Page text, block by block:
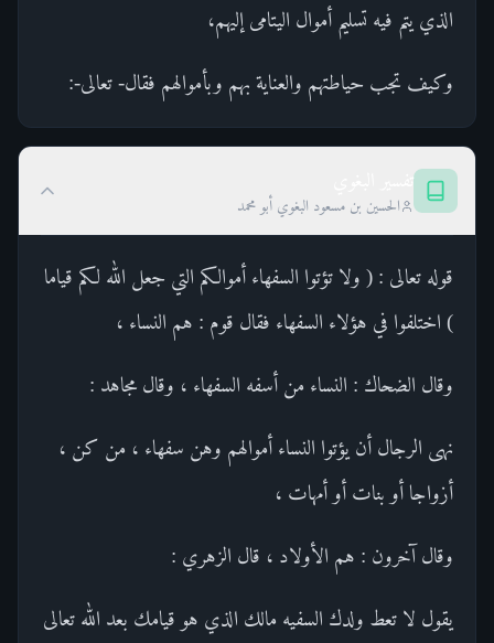
الذي يتم فيه تسليم أموال اليتامى إليهم،
وكيف تجب حياطتهم والعناية بهم وبأموالهم فقال- تعالى-:
الحسين بن مسعود البغوي أبو محمد
قوله تعالى : ( ولا تؤتوا السفهاء أموالكم التي جعل الله لكم قياما
) اختلفوا في هؤلاء السفهاء فقال قوم : هم النساء ،
وقال الضحاك : النساء من أسفه السفهاء ، وقال مجاهد :
نهى الرجال أن يؤتوا النساء أموالهم وهن سفهاء ، من كن ،
أزواجا أو بنات أو أمهات ،
وقال آخرون : هم الأولاد ، قال الزهري :
يقول لا تعط ولدك السفيه مالك الذي هو قيامك بعد الله تعالى